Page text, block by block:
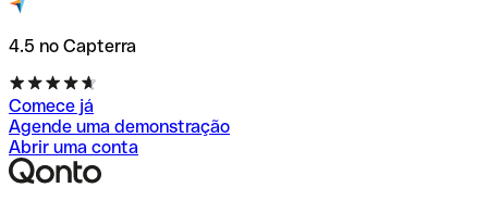
4.5 no Capterra
Comece já
Agende uma demonstração
Abrir uma conta